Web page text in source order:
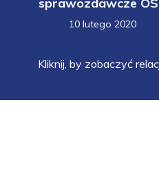
sprawozdawcze
10 lutego 2020
Kliknij, by zobaczyć